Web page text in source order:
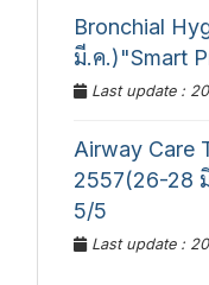
Bronchial
มี.ค.)"Smart
Last update :
Airway Care
2557(26-28
5/5
Last update :